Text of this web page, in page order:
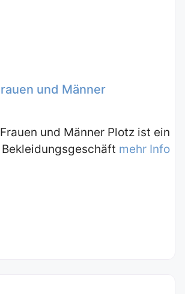
und Männer
und Männer Plotz ist ein
Bekleidungsgeschäft mehr Info